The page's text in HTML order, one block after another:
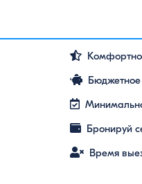
Бронируй
Время